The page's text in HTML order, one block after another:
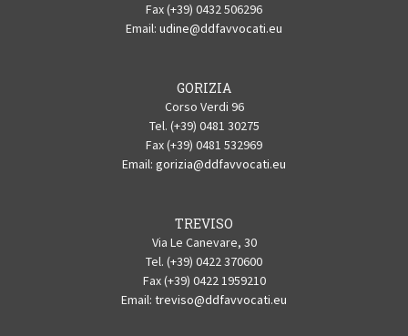
Fax (+39) 0432 506296
Email: udine@ddfavvocati.eu
GORIZIA
Corso Verdi 96
Tel. (+39) 0481 30275
Fax (+39) 0481 532969
Email: gorizia@ddfavvocati.eu
TREVISO
Via Le Canevare, 30
Tel. (+39) 0422 370600
Fax (+39) 0422 1959210
Email: treviso@ddfavvocati.eu